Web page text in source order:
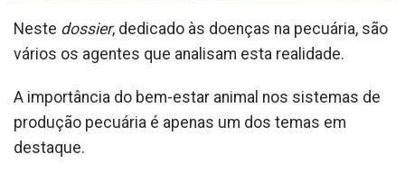
Neste dossier, dedicado às doenças na pecuária, são
vários os agentes que analisam esta realidade.
A importância do bem-estar animal nos sistemas de
produção pecuária é apenas um dos temas em
destaque.